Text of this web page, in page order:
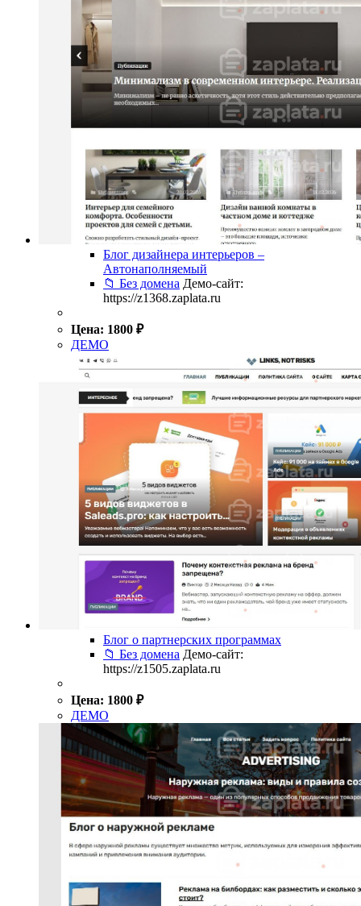
Блог дизайнера интерьеров –
Автонаполняемый
📁 Без домена Демо-сайт:
https://z1368.zaplata.ru
Цена: 1800 ₽
ДЕМО
Блог о партнерских программах
📁 Без домена Демо-сайт:
https://z1505.zaplata.ru
Цена: 1800 ₽
ДЕМО